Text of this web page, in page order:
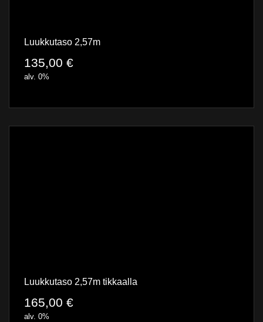
Luukkutaso 2,57m
135,00 €
alv. 0%
Luukkutaso 2,57m tikkaalla
165,00 €
alv. 0%